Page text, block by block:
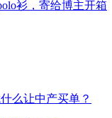
衫，寄给博主开箱
么让中产买单？